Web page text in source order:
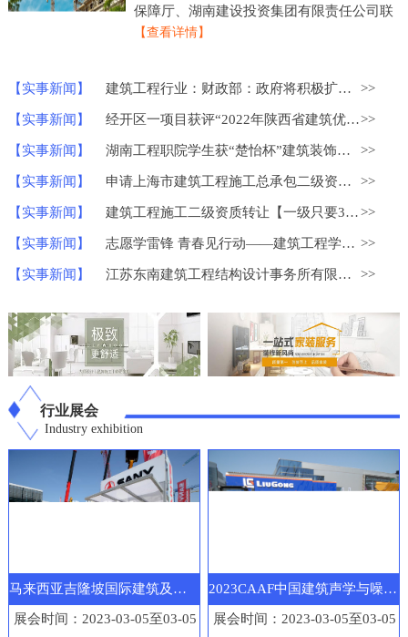
保障厅、湖南建设投资集团有限责任公司联
合主办的2023年度“楚怡杯”湖南省职业院校
【查看详情】
【实事新闻】 建筑工程行业：财政部：政府将积极扩大重点领域的建设投资 >>
【实事新闻】 经开区一项目获评“2022年陕西省建筑优质结构工程”>>
【实事新闻】 湖南工程职院学生获“楚怡杯”建筑装饰技术应用比赛一等奖 >>
【实事新闻】 申请上海市建筑工程施工总承包二级资质？ >>
【实事新闻】 建筑工程施工二级资质转让【一级只要30W】>>
【实事新闻】 志愿学雷锋 青春见行动——建筑工程学院学雷锋志愿服务系列活动 >>
【实事新闻】 江苏东南建筑工程结构设计事务所有限公司荣获中国勘察设计协会 >>
行业展会
Industry exhibition
马来西亚吉隆坡国际建筑及工程机械展览会
展会时间：2023-03-05至03-05
2023CAAF中国建筑声学与噪声控制产业博览会
展会时间：2023-03-05至03-05